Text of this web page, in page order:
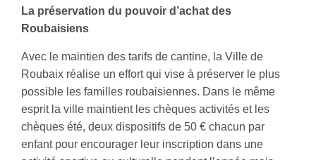
La préservation du pouvoir d’achat des
Roubaisiens
Avec le maintien des tarifs de cantine, la Ville de
Roubaix réalise un effort qui vise à préserver le plus
possible les familles roubaisiennes. Dans le même
esprit la ville maintient les chèques activités et les
chèques été, deux dispositifs de 50 € chacun par
enfant pour encourager leur inscription dans une